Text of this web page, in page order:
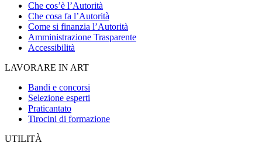
Che cos’è l’Autorità
Che cosa fa l’Autorità
Come si finanzia l’Autorità
Amministrazione Trasparente
Accessibilità
LAVORARE IN ART
Bandi e concorsi
Selezione esperti
Praticantato
Tirocini di formazione
UTILITÀ